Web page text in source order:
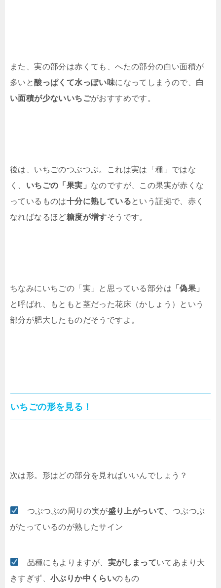
また、実の部分は赤くても、へたの部分の白い面積が
多いと酸っぱくて水っぽい味になってしまうので、 白
い面積が少ないいちごがおすすめです。
後は、いちごのつぶつぶ。これは実は「種」ではな
く、 いちごの「果実」 なのですが、この果実が赤くな
っているものは十分に熟しているという証拠で、赤く
なればなるほど糖度が増すそうです。
ちなみにいちごの「実」と思っている部分は 「偽果」
と呼ばれ、もともと茎だった花床（かしょう）という
部分が肥大したものだそうですよ。
いちごの形を見る！
次は形。形はどの部分を見ればいいんでしょう？
つぶつぶの周りの実が盛り上がっいて 、つぶつぶ
がたっているのが熟したサイン
品種にもよりますが、 実がしまっていてあまり大
きすぎず、 小ぶりか中くらいのもの